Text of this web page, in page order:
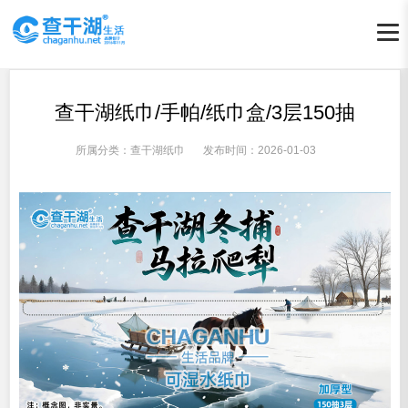
查干湖纸巾/手帕/纸巾盒/3层150抽
所属分类： 查干湖纸巾 发布时间： 2026-01-03